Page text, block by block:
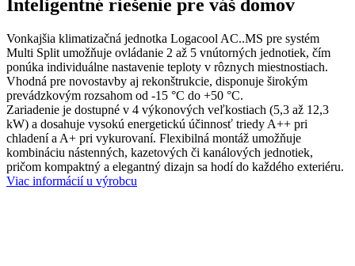
Inteligentné riešenie pre váš domov
Vonkajšia klimatizačná jednotka Logacool AC..MS pre systém
Multi Split umožňuje ovládanie 2 až 5 vnútorných jednotiek, čím
ponúka individuálne nastavenie teploty v rôznych miestnostiach.
Vhodná pre novostavby aj rekonštrukcie, disponuje širokým
prevádzkovým rozsahom od -15 °C do +50 °C.
Zariadenie je dostupné v 4 výkonových veľkostiach (5,3 až 12,3
kW) a dosahuje vysokú energetickú účinnosť triedy A++ pri
chladení a A+ pri vykurovaní. Flexibilná montáž umožňuje
kombináciu nástenných, kazetových či kanálových jednotiek,
pričom kompaktný a elegantný dizajn sa hodí do každého exteriéru.
Viac informácií u výrobcu